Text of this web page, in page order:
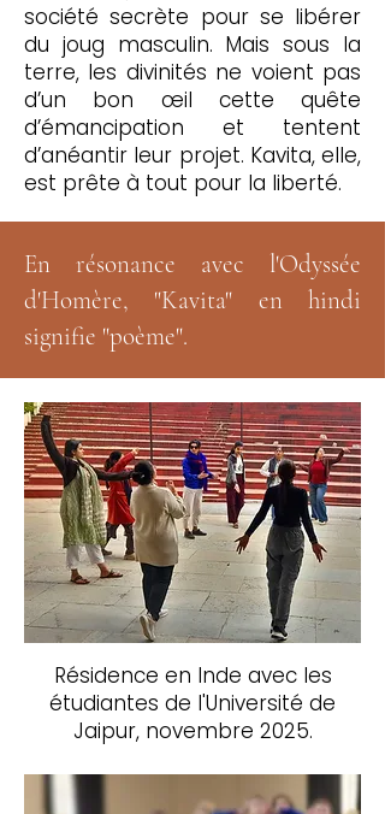
société secrète pour se libérer
du joug masculin. Mais sous la
terre, les divinités ne voient pas
d’un bon œil cette quête
d’émancipation et tentent
d’anéantir leur projet. Kavita, elle,
est prête à tout pour la liberté.
En résonance avec l'Odyssée
d'Homère, "Kavita" en hindi
signifie "poème".
Résidence en Inde avec les
étudiantes de l'Université de
Jaipur, novembre 2025.